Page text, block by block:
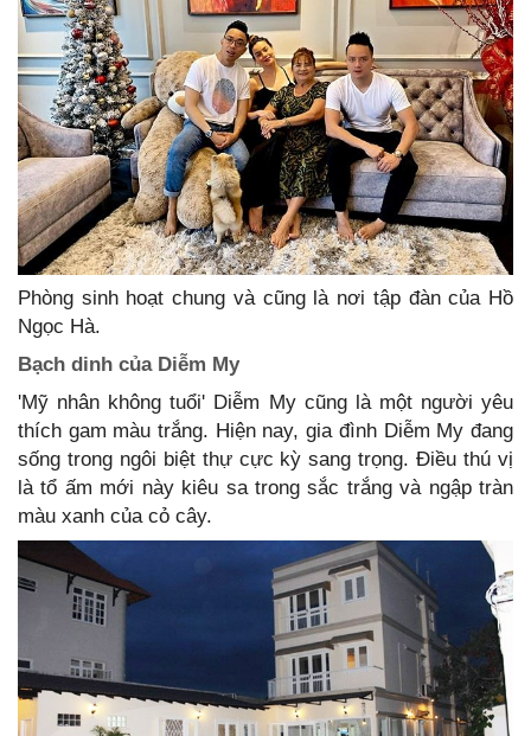
Phòng sinh hoạt chung và cũng là nơi tập đàn của Hồ
Ngọc Hà.
Bạch dinh của Diễm My
'Mỹ nhân không tuổi' Diễm My cũng là một người yêu
thích gam màu trắng. Hiện nay, gia đình Diễm My đang
sống trong ngôi biệt thự cực kỳ sang trọng. Điều thú vị
là tổ ấm mới này kiêu sa trong sắc trắng và ngập tràn
màu xanh của cỏ cây.